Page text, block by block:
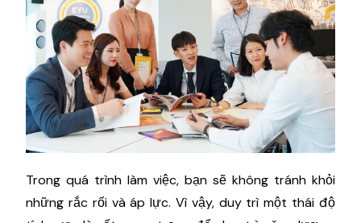
Trong quá trình làm việc, bạn sẽ không tránh khỏi
những rắc rối và áp lực. Vì vậy, duy trì một thái độ